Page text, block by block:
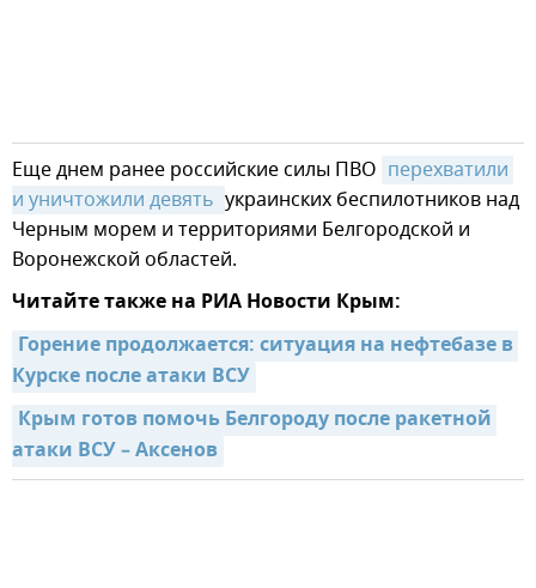
Еще днем ранее российские силы ПВО перехватили
и уничтожили девять украинских беспилотников над
Черным морем и территориями Белгородской и
Воронежской областей.
Читайте также на РИА Новости Крым:
Горение продолжается: ситуация на нефтебазе в
Курске после атаки ВСУ
Крым готов помочь Белгороду после ракетной
атаки ВСУ – Аксенов